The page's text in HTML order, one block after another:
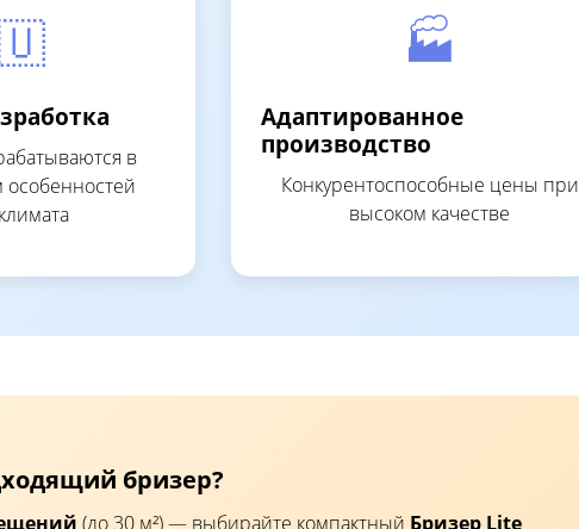
в
особенностей
🏭
Адаптированное
производство
Конкурентоспособные цены при
высоком качестве
бризер?
(до 30 м²) — выбирайте компактный Бризер Lite